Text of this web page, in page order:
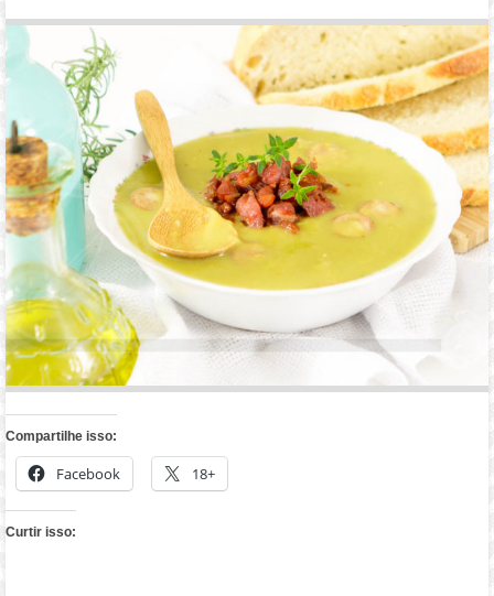
Compartilhe isso:
Facebook 18+
Curtir isso: